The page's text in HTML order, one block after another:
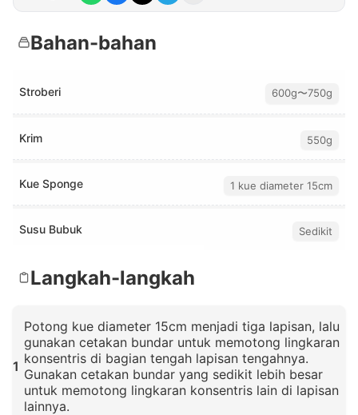
Bahan-bahan
Stroberi 600g〜750g
Krim 550g
Kue Sponge 1 kue diameter 15cm
Susu Bubuk Sedikit
Langkah-langkah
1
Potong kue diameter 15cm menjadi tiga lapisan, lalu
gunakan cetakan bundar untuk memotong lingkaran
konsentris di bagian tengah lapisan tengahnya.
Gunakan cetakan bundar yang sedikit lebih besar
untuk memotong lingkaran konsentris lain di lapisan
lainnya.